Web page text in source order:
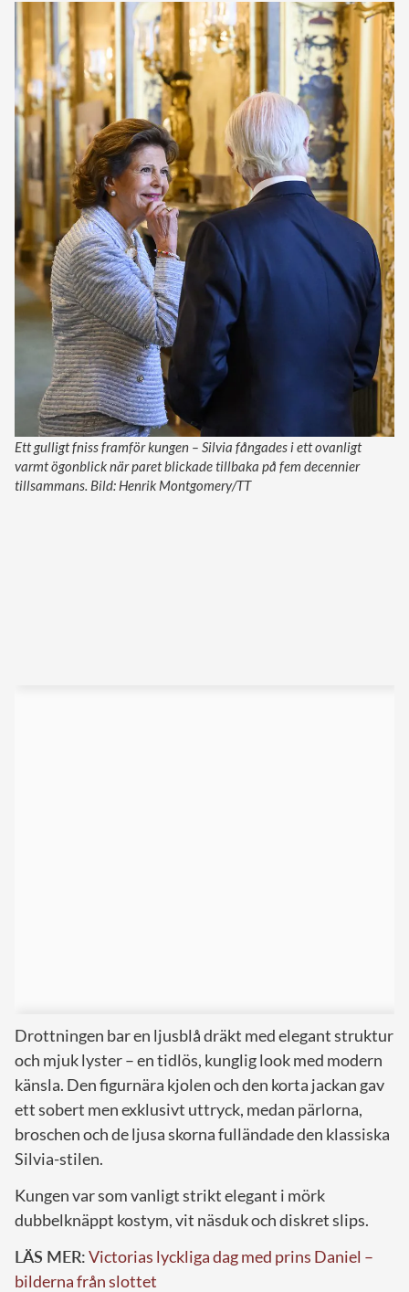
Ett gulligt fniss framför kungen – Silvia fångades i ett ovanligt
varmt ögonblick när paret blickade tillbaka på fem decennier
tillsammans. Bild: Henrik Montgomery/TT
Drottningen bar en ljusblå dräkt med elegant struktur
och mjuk lyster – en tidlös, kunglig look med modern
känsla. Den figurnära kjolen och den korta jackan gav
ett sobert men exklusivt uttryck, medan pärlorna,
broschen och de ljusa skorna fulländade den klassiska
Silvia-stilen.
Kungen var som vanligt strikt elegant i mörk
dubbelknäppt kostym, vit näsduk och diskret slips.
LÄS MER:Victorias lyckliga dag med prins Daniel –
bilderna från slottet